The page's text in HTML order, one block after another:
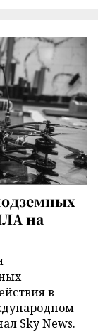
на
в
Sky News.